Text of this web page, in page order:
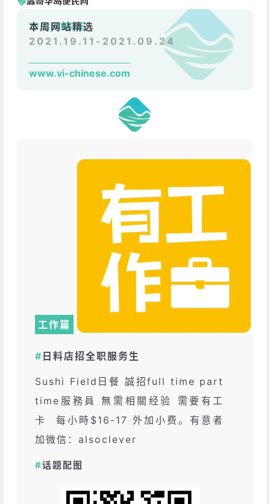
VI-CHINESE
本周网站精选
2021.19.11-2021.09.24
www.vi-chinese.com
工作篇
# 日料店招全职服务生
Sushi Field日餐 誠招full time part
time服務員 無需相關经验 需要有工
卡 每小時$16-17 外加小费。有意者
加微信：alsoclever
#话题配图